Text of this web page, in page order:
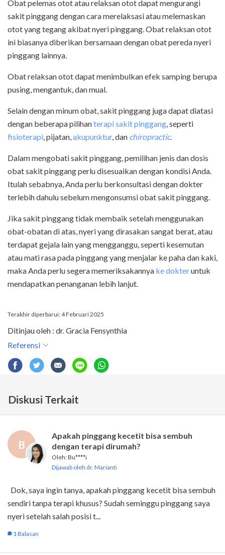
Obat pelemas otot atau relaksan otot dapat mengurangi
sakit pinggang dengan cara merelaksasi atau melemaskan
otot yang tegang akibat nyeri pinggang. Obat relaksan otot
ini biasanya diberikan bersamaan dengan obat pereda nyeri
pinggang lainnya.
Obat relaksan otot dapat menimbulkan efek samping berupa
pusing, mengantuk, dan mual.
Selain dengan minum obat, sakit pinggang juga dapat diatasi
dengan beberapa pilihanterapi sakit pinggang, seperti
fisioterapi, pijatan,akupunktur, dan chiropractic.
Dalam mengobati sakit pinggang, pemilihan jenis dan dosis
obat sakit pinggang perlu disesuaikan dengan kondisi Anda.
Itulah sebabnya, Anda perlu berkonsultasi dengan dokter
terlebih dahulu sebelum mengonsumsi obat sakit pinggang.
Jika sakit pinggang tidak membaik setelah menggunakan
obat-obatan di atas, nyeri yang dirasakan sangat berat, atau
terdapat gejala lain yang mengganggu, seperti kesemutan
atau mati rasa pada pinggang yang menjalar ke paha dan kaki,
maka Anda perlu segera memeriksakannya ke dokteruntuk
mendapatkan penanganan lebih lanjut.
Terakhir diperbarui: 4 Februari 2025